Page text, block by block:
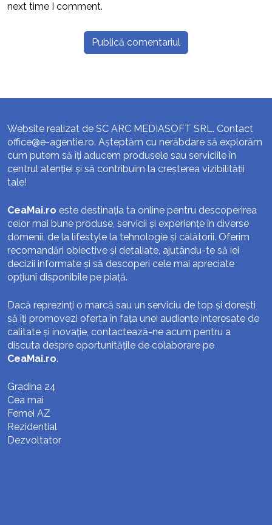
next time I comment.
Website realizat de SC ARC MEDIASOFT SRL. Contact
office@e-agentie.ro. Așteptăm cu nerăbdare să explorăm
cum putem să îți aducem produsele sau serviciile în
centrul atenției și să contribuim la creșterea vizibilității
tale!
CeaMai.ro este destinația ta online pentru descoperirea
celor mai bune produse, servicii și experiențe în diverse
domenii, de la lifestyle la tehnologie și călătorii. Oferim
recomandări obiective și detaliate, ajutându-te să iei
decizii informate și să descoperi cele mai apreciate
opțiuni disponibile pe piață.
Dacă reprezinți o marcă sau un serviciu de top și dorești
să îți promovezi oferta în fața unei audiențe interesate de
calitate și inovație, contactează-ne acum pentru a
discuta despre oportunitățile de colaborare pe
CeaMai.ro.
Gradina 24
Cea mai
Femei AZ
Rezidential
Dezvoltator